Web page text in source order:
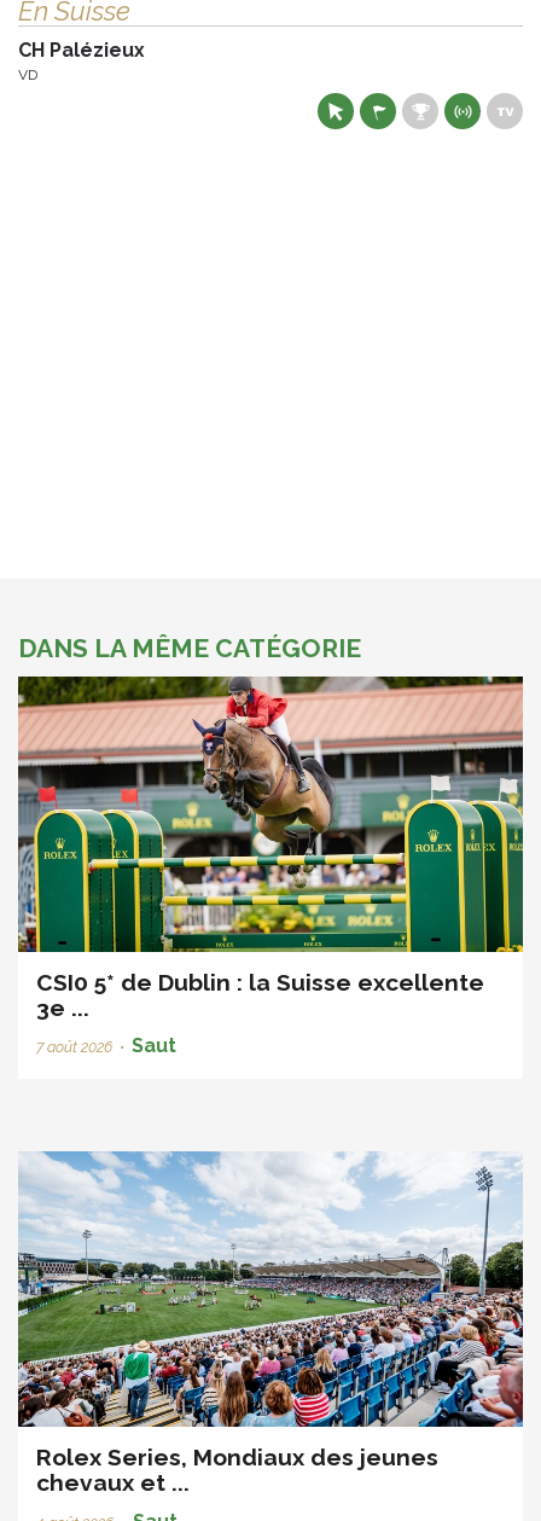
En Suisse
CH Palézieux
VD
DANS LA MÊME CATÉGORIE
CSI0 5* de Dublin : la Suisse excellente
3e ...
7 août 2026 • Saut
Rolex Series, Mondiaux des jeunes
chevaux et ...